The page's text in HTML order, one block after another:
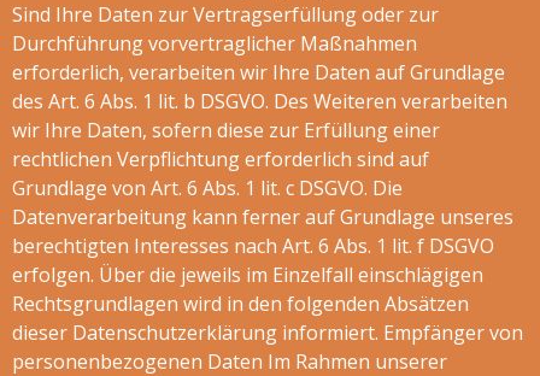
Sind Ihre Daten zur Vertragserfüllung oder zur
Durchführung vorvertraglicher Maßnahmen
erforderlich, verarbeiten wir Ihre Daten auf Grundlage
des Art. 6 Abs. 1 lit. b DSGVO. Des Weiteren verarbeiten
wir Ihre Daten, sofern diese zur Erfüllung einer
rechtlichen Verpflichtung erforderlich sind auf
Grundlage von Art. 6 Abs. 1 lit. c DSGVO. Die
Datenverarbeitung kann ferner auf Grundlage unseres
berechtigten Interesses nach Art. 6 Abs. 1 lit. f DSGVO
erfolgen. Über die jeweils im Einzelfall einschlägigen
Rechtsgrundlagen wird in den folgenden Absätzen
dieser Datenschutzerklärung informiert. Empfänger von
personenbezogenen Daten Im Rahmen unserer